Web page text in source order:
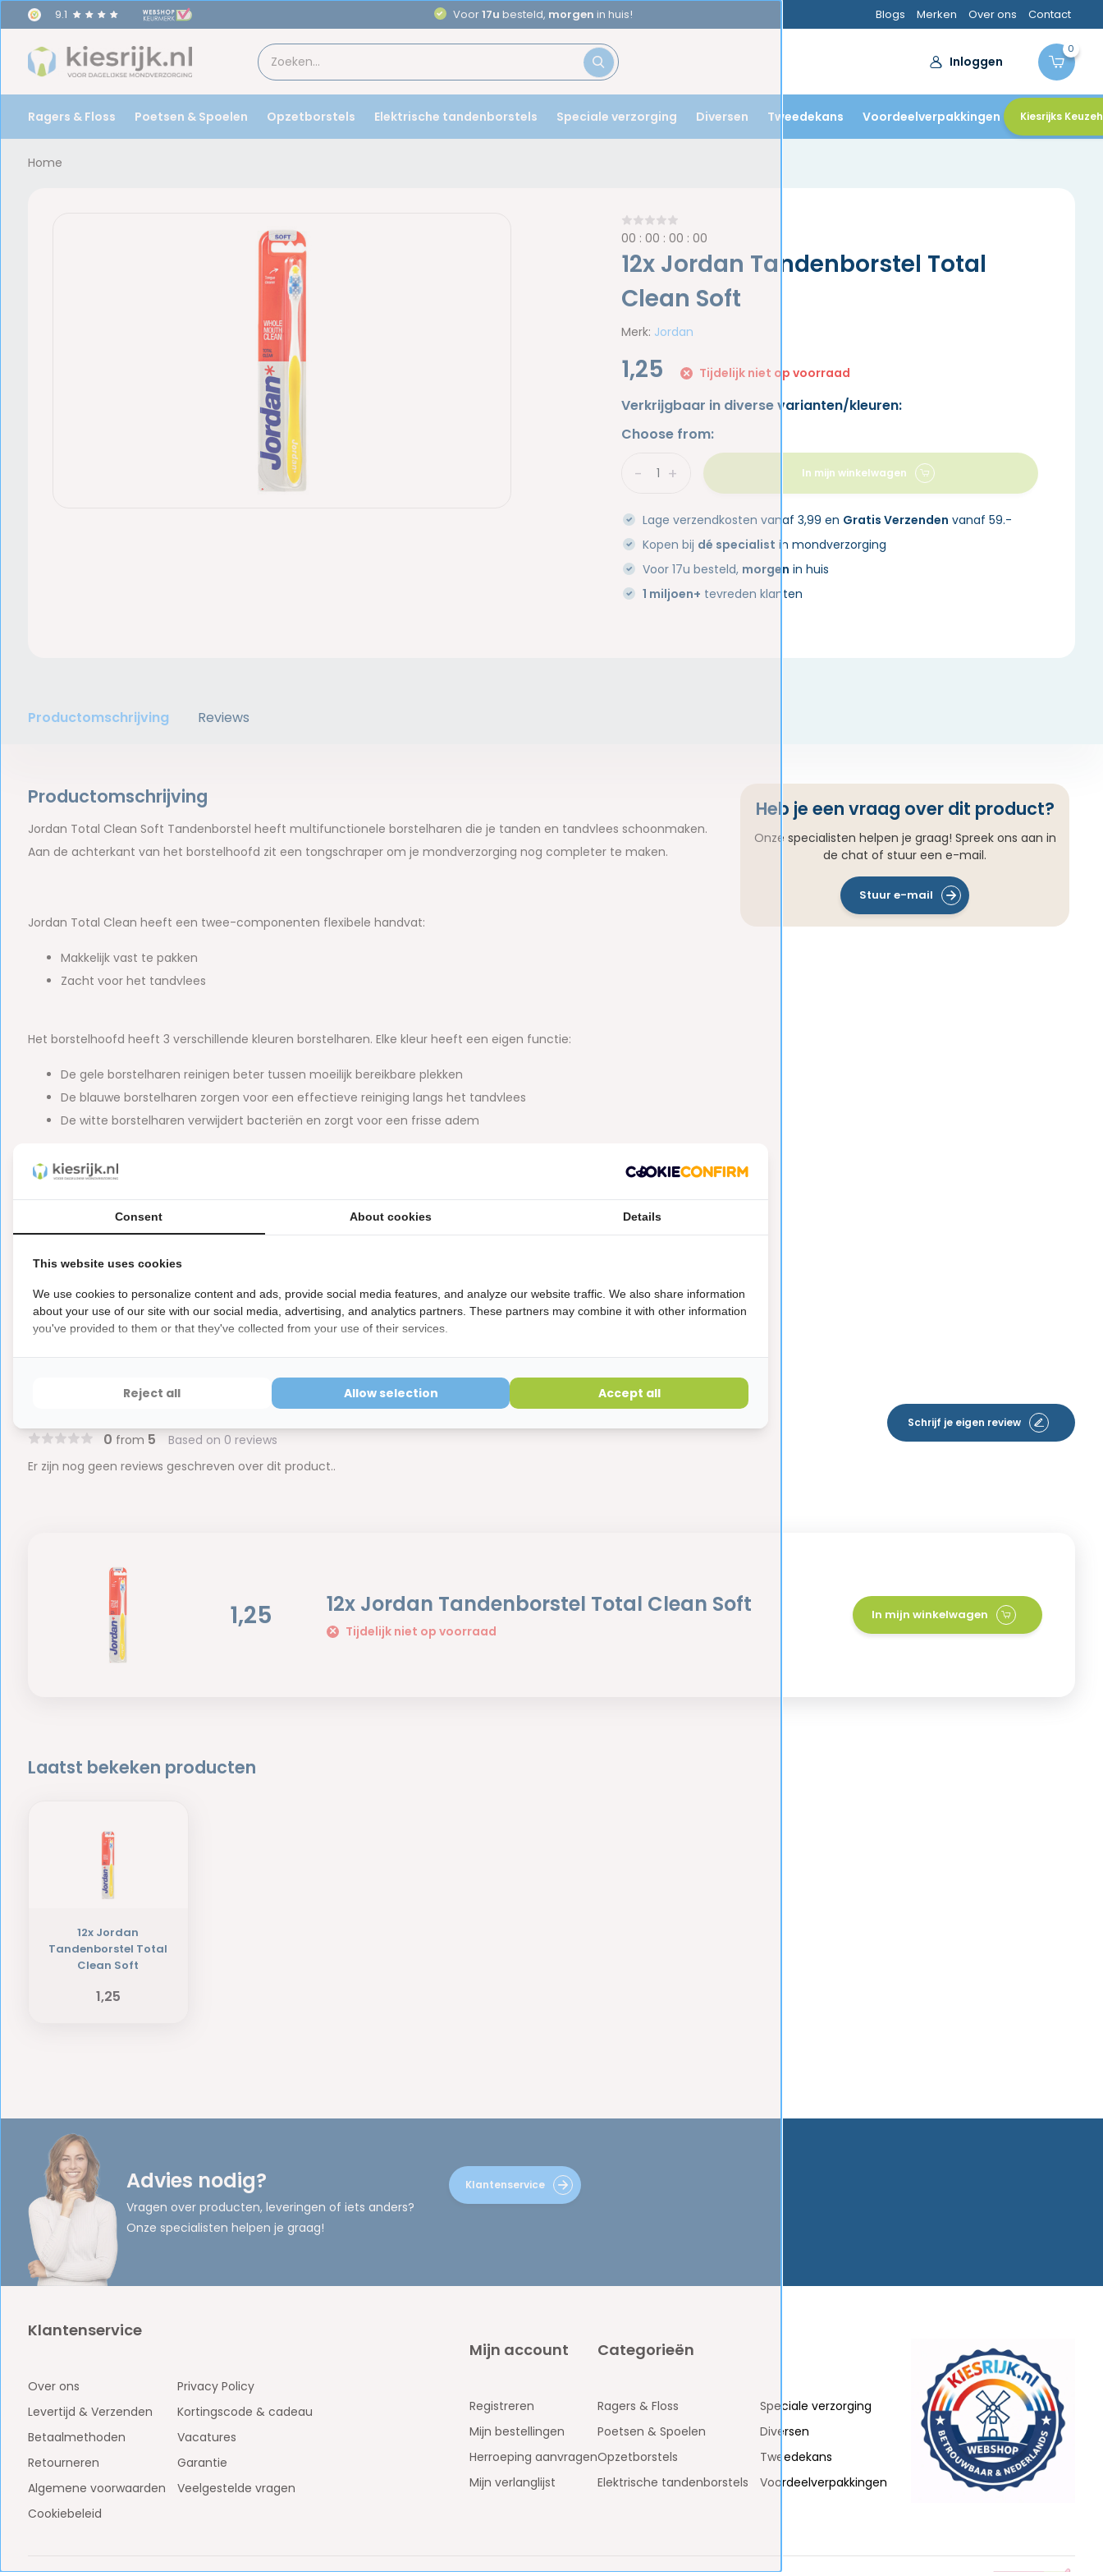
9.1 Voor17u besteld, morgen in huis! Blogs Merken Over ons Contact
Inloggen
0
Ragers & Floss Poetsen & Spoelen Opzetborstels Elektrische tandenborstels Speciale verzorging Diversen Tweedekans Voordeelverpakkingen Kiesrijks
Home
00 :00 :00 :00
12x Jordan Tandenborstel Total
Clean Soft
Merk: Jordan
1,25 Tijdelijk niet op voorraad
Verkrijgbaar in diverse varianten/kleuren:
Choose from:
+
- In mijn winkelwagen
Lage verzendkosten vanaf 3,99 en Gratis Verzenden vanaf 59.-
Kopen bij dé specialist in mondverzorging
Voor 17u besteld, morgen in huis
1 miljoen+ tevreden klanten
Productomschrijving Reviews
Productomschrijving
Jordan Total Clean Soft Tandenborstel heeft multifunctionele borstelharen die je tanden en tandvlees schoonmaken.
Aan de achterkant van het borstelhoofd zit een tongschraper om je mondverzorging nog completer te maken.
Jordan Total Clean heeft een twee-componenten flexibele handvat:
Makkelijk vast te pakken
Zacht voor het tandvlees
Het borstelhoofd heeft 3 verschillende kleuren borstelharen. Elke kleur heeft een eigen functie:
De gele borstelharen reinigen beter tussen moeilijk bereikbare plekken
De blauwe borstelharen zorgen voor een effectieve reiniging langs het tandvlees
De witte borstelharen verwijdert bacteriën en zorgt voor een frisse adem
Ook verkrijgbaar in
Verkrijgbaar in meerdere kleuren. Geen kleurkeuze mogelijk
Let op
Hygiëneartikelen waarvan de verzegeling na de levering is verbroken kunnen niet geretourneerd worden en
hebben ook een waardevermindering van 100%.
Heb je een vraag over dit product?
Onze specialisten helpen je graag! Spreek ons aan in
de chat of stuur een e-mail.
Stuur e-mail
0 from 5 Based on 0 reviews
Schrijf je eigen review
Er zijn nog geen reviews geschreven over dit product..
1,25 12x Jordan Tandenborstel Total Clean Soft
Tijdelijk niet op voorraad
In mijn winkelwagen
Laatst bekeken producten
12x Jordan
Tandenborstel Total
Clean Soft
1,25
Advies nodig?
Vragen over producten, leveringen of iets anders?
Onze specialisten helpen je graag!
Klantenservice
Klantenservice
Over ons
Levertijd & Verzenden
Betaalmethoden
Retourneren
Algemene voorwaarden
Cookiebeleid
Privacy Policy
Kortingscode & cadeau
Vacatures
Garantie
Veelgestelde vragen
Mijn account
Registreren
Mijn bestellingen
Herroeping aanvragen
Mijn verlanglijst
Categorieën
Ragers & Floss
Poetsen & Spoelen
Opzetborstels
Elektrische tandenborstels
Speciale verzorging
Diversen
Tweedekans
Voordeelverpakkingen
Consent About cookies Details
This website uses cookies
We use cookies to personalize content and ads, provide social media features, and analyze our website traffic. We also share information
about your use of our site with our social media, advertising, and analytics partners. These partners may combine it with other information
you've provided to them or that they've collected from your use of their services.
Reject all Allow selection Accept all